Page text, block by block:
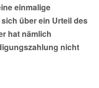
einmalige
über ein Urteil des
hat nämlich
nicht